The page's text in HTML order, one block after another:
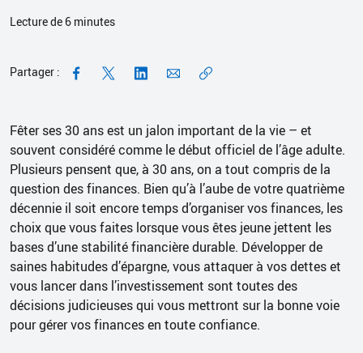
Lecture de 6 minutes
Partager :
Fêter ses 30 ans est un jalon important de la vie – et
souvent considéré comme le début officiel de l’âge adulte.
Plusieurs pensent que, à 30 ans, on a tout compris de la
question des finances. Bien qu’à l’aube de votre quatrième
décennie il soit encore temps d’organiser vos finances, les
choix que vous faites lorsque vous êtes jeune jettent les
bases d’une stabilité financière durable. Développer de
saines habitudes d’épargne, vous attaquer à vos dettes et
vous lancer dans l’investissement sont toutes des
décisions judicieuses qui vous mettront sur la bonne voie
pour gérer vos finances en toute confiance.